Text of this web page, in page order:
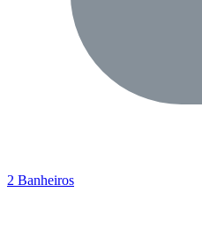
2 Banheiros